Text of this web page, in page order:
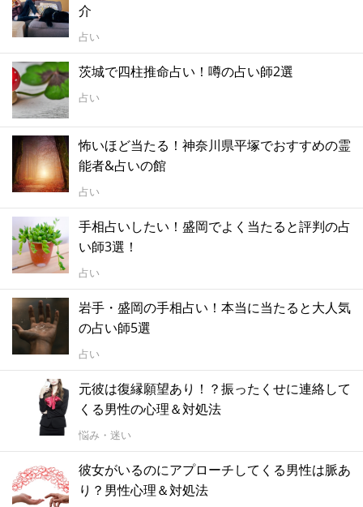
介
占い
茨城で四柱推命占い！噂の占い師2選
占い
怖いほど当たる！神奈川県平塚でおすすめの霊
能者&占いの館
占い
手相占いしたい！盛岡でよく当たると評判の占
い師3選！
占い
岩手・盛岡の手相占い！本当に当たると大人気
の占い師5選
占い
元彼は復縁願望あり！？振ったくせに連絡して
くる男性の心理＆対処法
悩み・迷い
彼女がいるのにアプローチしてくる男性は脈あ
り？男性心理＆対処法